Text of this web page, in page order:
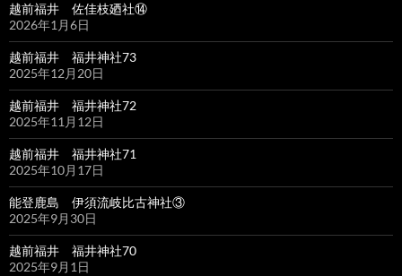
越前福井 佐佳枝廼社⑭
2026年1月6日
越前福井 福井神社73
2025年12月20日
越前福井 福井神社72
2025年11月12日
越前福井 福井神社71
2025年10月17日
能登鹿島 伊須流岐比古神社③
2025年9月30日
越前福井 福井神社70
2025年9月1日